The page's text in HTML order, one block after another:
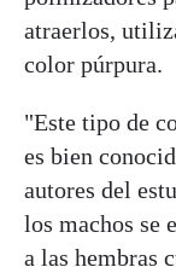
atraerlos,
color púrpura.
"Este tipo de
es bien
autores del
los machos se
a las hembras